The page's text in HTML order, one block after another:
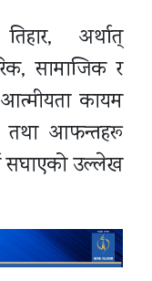
अर्थात्
सामाजिक र
आत्मीयता कायम
तथा आफन्तहरू
सघाएको उल्लेख